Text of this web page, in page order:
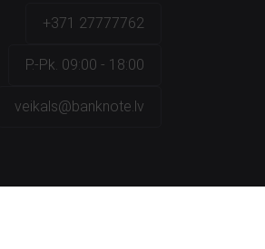
+371 27777762
P.-Pk. 09:00 - 18:00
veikals@banknote.lv